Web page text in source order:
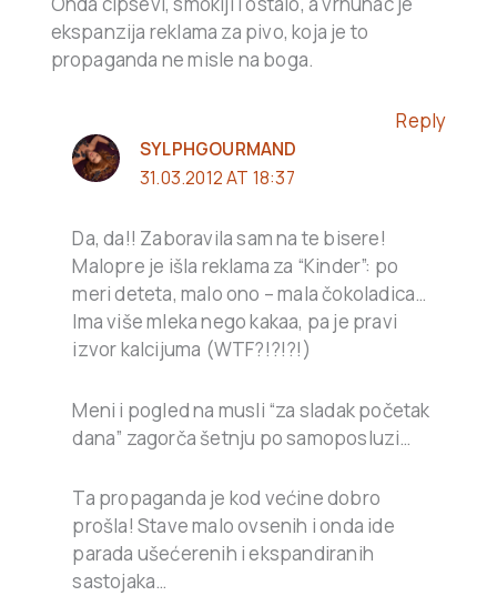
ekspanzija reklama za pivo, koja je to
propaganda ne misle na boga.
Reply
SYLPHGOURMAND
31.03.2012 AT 18:37
Da, da!! Zaboravila sam na te bisere!
Malopre je išla reklama za “Kinder”: po
meri deteta, malo ono – mala čokoladica…
Ima više mleka nego kakaa, pa je pravi
izvor kalcijuma (WTF?!?!?!)
Meni i pogled na musli “za sladak početak
dana” zagorča šetnju po samoposluzi…
Ta propaganda je kod većine dobro
prošla! Stave malo ovsenih i onda ide
parada ušećerenih i ekspandiranih
sastojaka…